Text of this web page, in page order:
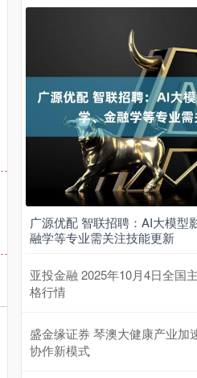
广源优配 智联招聘：AI大模型
融学等专业需关注技能更新
亚投金融 2025年10月4日全国
格行情
盛金缘证券 琴澳大健康产业加
协作新模式